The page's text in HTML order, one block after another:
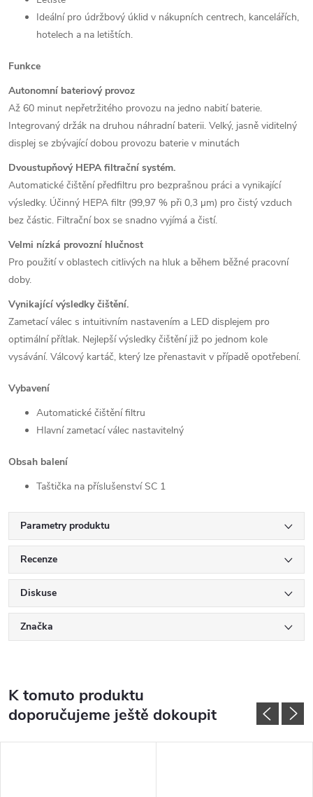
Ideální pro údržbový úklid v nákupních centrech, kancelářích,
hotelech a na letištích.
Funkce
Autonomní bateriový provoz
Až 60 minut nepřetržitého provozu na jedno nabití baterie.
Integrovaný držák na druhou náhradní baterii. Velký, jasně viditelný
displej se zbývající dobou provozu baterie v minutách
Dvoustupňový HEPA filtrační systém.
Automatické čištění předfiltru pro bezprašnou práci a vynikající
výsledky. Účinný HEPA filtr (99,97 % při 0,3 µm) pro čistý vzduch
bez částic. Filtrační box se snadno vyjímá a čistí.
Velmi nízká provozní hlučnost
Pro použití v oblastech citlivých na hluk a během běžné pracovní
doby.
Vynikající výsledky čištění.
Zametací válec s intuitivním nastavením a LED displejem pro
optimální přítlak. Nejlepší výsledky čištění již po jednom kole
vysávání. Válcový kartáč, který lze přenastavit v případě opotřebení.
Vybavení
Automatické čištění filtru
Hlavní zametací válec nastavitelný
Obsah balení
Taštička na příslušenství SC 1
Parametry produktu
Recenze
Diskuse
Značka
K tomuto produktu
doporučujeme ještě dokoupit